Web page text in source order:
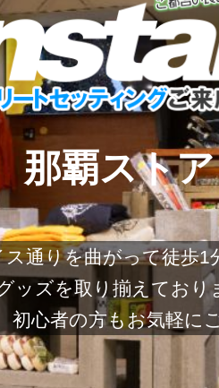
那覇ストア
通りを曲がって徒歩
ズを取り揃えてお
心者の方もお気軽に